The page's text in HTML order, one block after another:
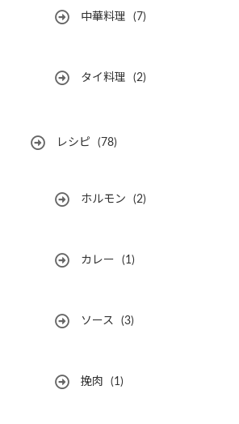
中華料理 (7)
タイ料理 (2)
レシピ (78)
ホルモン (2)
カレー (1)
ソース (3)
挽肉 (1)